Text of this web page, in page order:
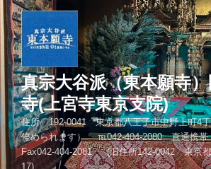
コ
ン
テ
ン
へ
ス
キ
ッ
プ
真宗大谷派（東本願寺
寺(上宮寺東京支院)
住所 192-0041 東京都八王子市中野上町4丁
停められます） ℡042-404-2080 直通携帯
Fax042-404-2081 (旧住所142-0042 東京都
17)